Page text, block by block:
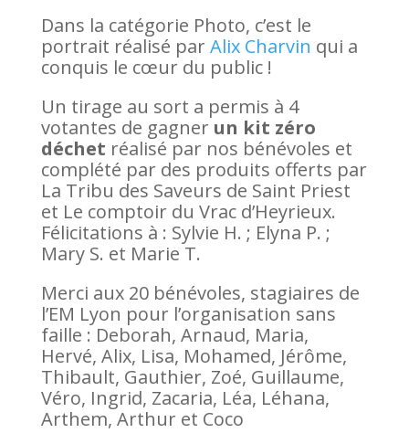
Dans la catégorie Photo, c’est le
portrait réalisé par Alix Charvin qui a
conquis le cœur du public !
Un tirage au sort a permis à 4
votantes de gagner un kit zéro
déchet réalisé par nos bénévoles et
complété par des produits offerts par
La Tribu des Saveurs de Saint Priest
et Le comptoir du Vrac d’Heyrieux.
Félicitations à : Sylvie H. ; Elyna P. ;
Mary S. et Marie T.
Merci aux 20 bénévoles, stagiaires de
l’EM Lyon pour l’organisation sans
faille : Deborah, Arnaud, Maria,
Hervé, Alix, Lisa, Mohamed, Jérôme,
Thibault, Gauthier, Zoé, Guillaume,
Véro, Ingrid, Zacaria, Léa, Léhana,
Arthem, Arthur et Coco